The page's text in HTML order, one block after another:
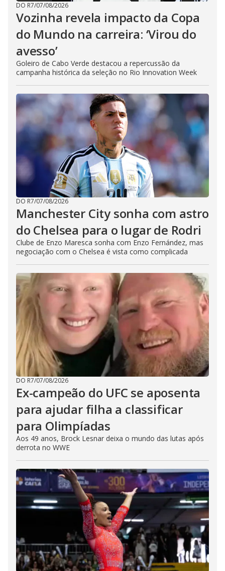
DO R7/07/08/2026
Vozinha revela impacto da Copa
do Mundo na carreira: ‘Virou do
avesso’
Goleiro de Cabo Verde destacou a repercussão da
campanha histórica da seleção no Rio Innovation Week
DO R7/07/08/2026
Manchester City sonha com astro
do Chelsea para o lugar de Rodri
Clube de Enzo Maresca sonha com Enzo Fernández, mas
negociação com o Chelsea é vista como complicada
DO R7/07/08/2026
Ex-campeão do UFC se aposenta
para ajudar filha a classificar
para Olimpíadas
Aos 49 anos, Brock Lesnar deixa o mundo das lutas após
derrota no WWE